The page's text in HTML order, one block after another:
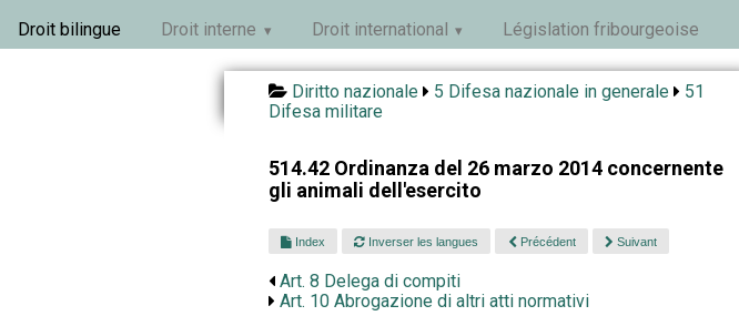
Droit bilingue Droit interne Droit international Législation fribourgeoise
Diritto nazionale 5 Difesa nazionale in generale
51
Difesa militare
514.42 Ordinanza del 26 marzo 2014 concernente
gli animali dell'esercito
Index Inverser les langues Précédent Suivant
Art. 8 Delega di compiti
Art. 10 Abrogazione di altri atti normativi